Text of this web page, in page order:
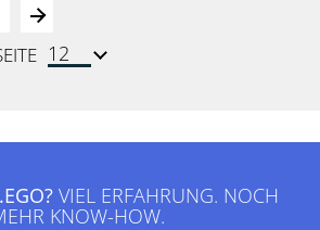
VIEL ERFAHRUNG. NOCH
KNOW-HOW.